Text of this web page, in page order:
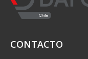
CONTACTO